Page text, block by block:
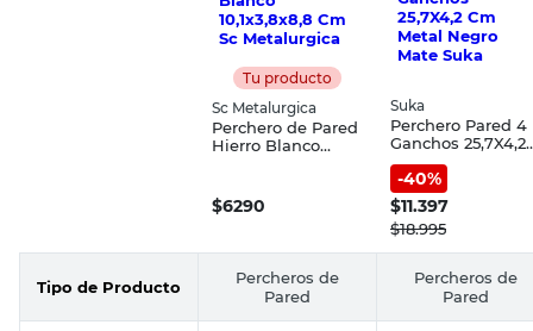
Tu producto
Sc Metalurgica
Perchero de Pared
Hierro Blanco
$6290
Suka
Perchero Pared 4
Ganchos 25,7X4,2
Cm Metal Negro
Mate Suka
-40%
$11.397
$18.995
Tipo de Producto
Percheros de
Pared
Percheros de
Pared